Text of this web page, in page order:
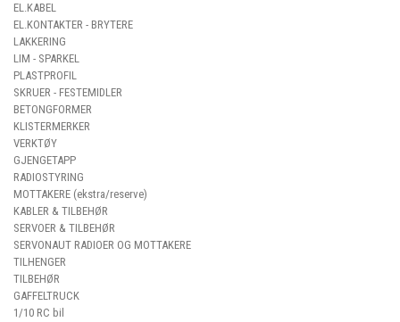
EL.KABEL
EL.KONTAKTER - BRYTERE
LAKKERING
LIM - SPARKEL
PLASTPROFIL
SKRUER - FESTEMIDLER
BETONGFORMER
KLISTERMERKER
VERKTØY
GJENGETAPP
RADIOSTYRING
MOTTAKERE (ekstra/reserve)
KABLER & TILBEHØR
SERVOER & TILBEHØR
SERVONAUT RADIOER OG MOTTAKERE
TILHENGER
TILBEHØR
GAFFELTRUCK
1/10 RC bil